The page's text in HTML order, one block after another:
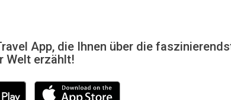
App, die Ihnen über die
Welt erzählt!